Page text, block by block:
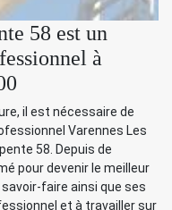
58 est un
à
il est nécessaire de
Varennes Les
58. Depuis de
pour devenir le meilleur
faire ainsi que ses
et à travailler sur